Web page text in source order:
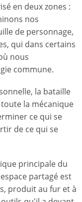
en deux zones :
nos
de personnage,
qui dans certains
nous
commune.
la bataille
la mécanique
ce qui se
de ce qui se
principale du
partagé est
produit au fur et à